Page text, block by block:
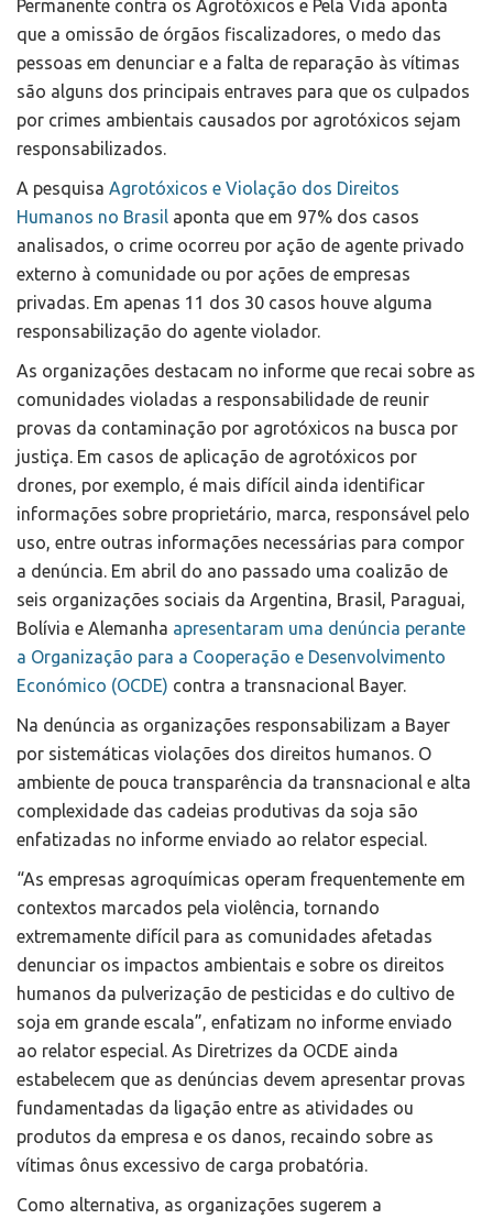
Permanente contra os Agrotóxicos e Pela Vida aponta
que a omissão de órgãos fiscalizadores, o medo das
pessoas em denunciar e a falta de reparação às vítimas
são alguns dos principais entraves para que os culpados
por crimes ambientais causados por agrotóxicos sejam
responsabilizados.
A pesquisa Agrotóxicos e Violação dos Direitos
Humanos no Brasil aponta que em 97% dos casos
analisados, o crime ocorreu por ação de agente privado
externo à comunidade ou por ações de empresas
privadas. Em apenas 11 dos 30 casos houve alguma
responsabilização do agente violador.
As organizações destacam no informe que recai sobre as
comunidades violadas a responsabilidade de reunir
provas da contaminação por agrotóxicos na busca por
justiça. Em casos de aplicação de agrotóxicos por
drones, por exemplo, é mais difícil ainda identificar
informações sobre proprietário, marca, responsável pelo
uso, entre outras informações necessárias para compor
a denúncia. Em abril do ano passado uma coalizão de
seis organizações sociais da Argentina, Brasil, Paraguai,
Bolívia e Alemanha apresentaram uma denúncia perante
a Organização para a Cooperação e Desenvolvimento
Económico (OCDE) contra a transnacional Bayer.
Na denúncia as organizações responsabilizam a Bayer
por sistemáticas violações dos direitos humanos. O
ambiente de pouca transparência da transnacional e alta
complexidade das cadeias produtivas da soja são
enfatizadas no informe enviado ao relator especial.
“As empresas agroquímicas operam frequentemente em
contextos marcados pela violência, tornando
extremamente difícil para as comunidades afetadas
denunciar os impactos ambientais e sobre os direitos
humanos da pulverização de pesticidas e do cultivo de
soja em grande escala”, enfatizam no informe enviado
ao relator especial. As Diretrizes da OCDE ainda
estabelecem que as denúncias devem apresentar provas
fundamentadas da ligação entre as atividades ou
produtos da empresa e os danos, recaindo sobre as
vítimas ônus excessivo de carga probatória.
Como alternativa, as organizações sugerem a